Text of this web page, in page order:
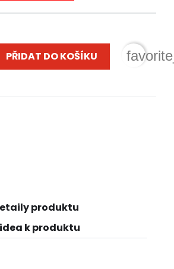
PŘIDAT DO KOŠÍKU
produktu
k produktu